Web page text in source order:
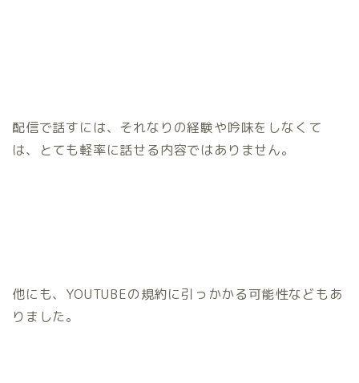
配信で話すには、それなりの経験や吟味をしなくて
は、とても軽率に話せる内容ではありません。
他にも、YOUTUBEの規約に引っかかる可能性などもあ
りました。